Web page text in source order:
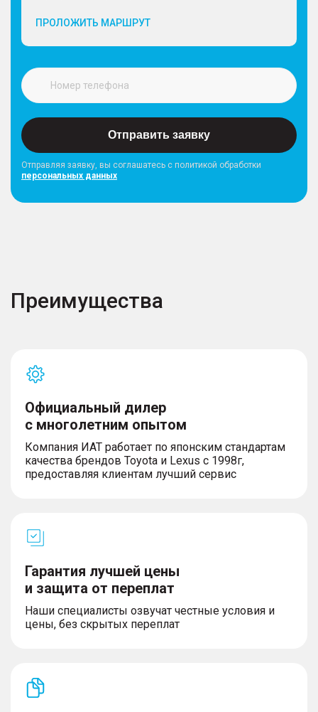
ПРОЛОЖИТЬ МАРШРУТ
Отправить заявку
Отправляя заявку, вы соглашатесь с политикой обработки
персональных данных
Преимущества
Официальный дилер
с многолетним опытом
Компания ИАТ работает по японским стандартам
качества брендов Toyota и Lexus с 1998г,
предоставляя клиентам лучший сервис
Гарантия лучшей цены
и защита от переплат
Наши специалисты озвучат честные условия и
цены, без скрытых переплат